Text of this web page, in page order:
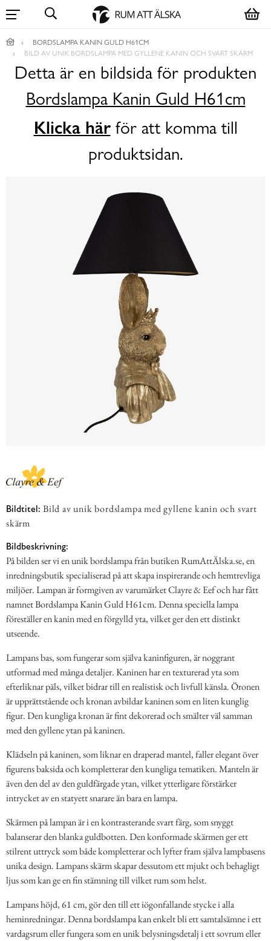
BORDSLAMPA KANIN GULD H61CM
BILD AV UNIK BORDSLAMPA MED GYLLENE KANIN OCH SVART SKÄRM
Detta är en bildsida för produkten
Bordslampa Kanin Guld H61cm
Klicka härför att komma till
produktsidan.
Bildtitel: Bild av unik bordslampa med gyllene kanin och svart
skärm
Bildbeskrivning:
På bilden ser vi en unik bordslampa från butiken RumAttÄlska.se, en
inredningsbutik specialiserad på att skapa inspirerande och hemtrevliga
miljöer. Lampan är formgiven av varumärket Clayre & Eef och har fått
namnet Bordslampa Kanin Guld H61cm. Denna speciella lampa
föreställer en kanin med en förgylld yta, vilket ger den ett distinkt
utseende.
Lampans bas, som fungerar som själva kaninfiguren, är noggrant
utformad med många detaljer. Kaninen har en texturerad yta som
efterliknar päls, vilket bidrar till en realistisk och livfull känsla. Öronen
är upprättstående och kronan avbildar kaninen som en liten kunglig
figur. Den kungliga kronan är fint dekorerad och smälter väl samman
med den gyllene ytan på kaninen.
Klädseln på kaninen, som liknar en draperad mantel, faller elegant över
figurens baksida och kompletterar den kungliga tematiken. Manteln är
även den del av den guldfärgade ytan, vilket ytterligare förstärker
intrycket av en statyett snarare än bara en lampa.
Skärmen på lampan är i en kontrasterande svart färg, som snyggt
balanserar den blanka guldbotten. Den konformade skärmen ger ett
stilrent uttryck som både kompletterar och lyfter fram själva lampbasens
unika design. Lampans skärm skapar dessutom ett mjukt och behagligt
ljus som kan ge en fin stämning till vilket rum som helst.
Lampans höjd, 61 cm, gör den till ett iögonfallande stycke i alla
heminredningar. Denna bordslampa kan enkelt bli ett samtalsämne i ett
vardagsrum eller fungera som en unik belysningsdetalj i ett sovrum eller